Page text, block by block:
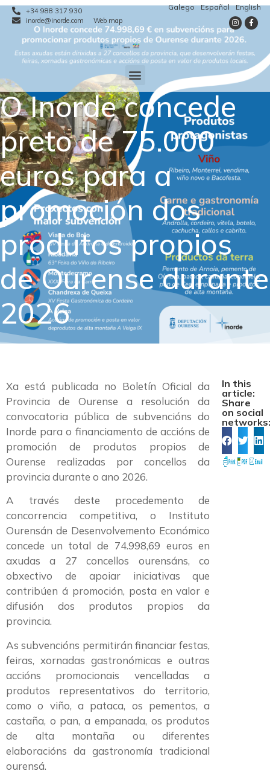
+34 988 317 930
inorde@inorde.com
Web map
Galego Español English
O Inorde concede
preto de 75.000
euros para a
promoción dos
produtos propios
de Ourense durante
2026
Xa está publicada no Boletín Oficial da
Provincia de Ourense a resolución da
convocatoria pública de subvencións do
Inorde para o financiamento de accións de
promoción de produtos propios de
Ourense realizadas por concellos da
provincia durante o ano 2026.
A través deste procedemento de
concorrencia competitiva, o Instituto
Ourensán de Desenvolvemento Económico
concede un total de 74.998,69 euros en
axudas a 27 concellos ourensáns, co
obxectivo de apoiar iniciativas que
contribúen á promoción, posta en valor e
difusión dos produtos propios da
provincia.
As subvencións permitirán financiar festas,
feiras, xornadas gastronómicas e outras
accións promocionais vencelladas a
produtos representativos do territorio,
como o viño, a pataca, os pementos, a
castaña, o pan, a empanada, os produtos
de alta montaña ou diferentes
elaboracións da gastronomía tradicional
ourensá.
In this
article:
Share
on social